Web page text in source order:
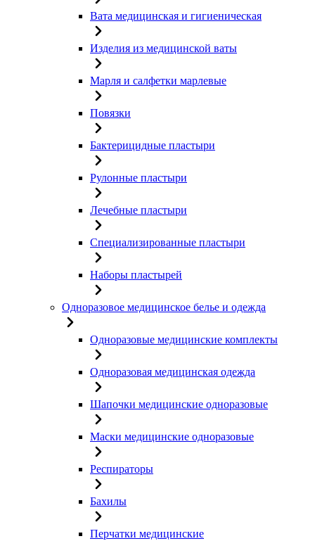
Вата медицинская и гигиеническая
Изделия из медицинской ваты
Марля и салфетки марлевые
Повязки
Бактерицидные пластыри
Рулонные пластыри
Лечебные пластыри
Специализированные пластыри
Наборы пластырей
Одноразовое медицинское белье и одежда
Одноразовые медицинские комплекты
Одноразовая медицинская одежда
Шапочки медицинские одноразовые
Маски медицинские одноразовые
Респираторы
Бахилы
Перчатки медицинские